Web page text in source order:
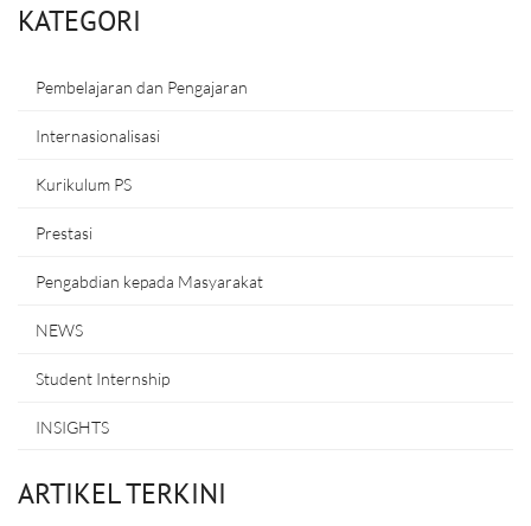
KATEGORI
Pembelajaran dan Pengajaran
Internasionalisasi
Kurikulum PS
Prestasi
Pengabdian kepada Masyarakat
NEWS
Student Internship
INSIGHTS
ARTIKEL TERKINI